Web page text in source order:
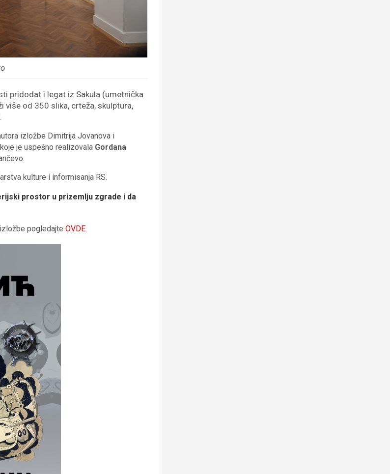
pridodat i legat iz Sakula (umetnička
od 350 slika, crteža, skulptura,
izložbe Dimitrija Jovanova i
je uspešno realizovala Gordana
kulture i informisanja RS.
prostor u prizemlju zgrade i da
pogledajte OVDE.